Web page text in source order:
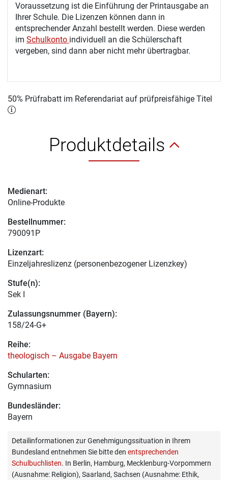
Voraussetzung ist die Einführung der Printausgabe an
Ihrer Schule. Die Lizenzen können dann in
entsprechender Anzahl bestellt werden. Diese werden
im Schulkonto individuell an die Schülerschaft
vergeben, sind dann aber nicht mehr übertragbar.
50% Prüfrabatt im Referendariat auf prüfpreisfähige Titel
Produktdetails
Medienart:
Online-Produkte
Bestellnummer:
790091P
Lizenzart:
Einzeljahreslizenz (personenbezogener Lizenzkey)
Stufe(n):
Sek I
Zulassungsnummer (Bayern):
158/24-G+
Reihe:
theologisch – Ausgabe Bayern
Schularten:
Gymnasium
Bundesländer:
Bayern
Detailinformationen zur Genehmigungssituation in Ihrem
Bundesland entnehmen Sie bitte den entsprechenden
Schulbuchlisten. In Berlin, Hamburg, Mecklenburg-Vorpommern
(Ausnahme: Religion), Saarland, Sachsen (Ausnahme: Ethik,